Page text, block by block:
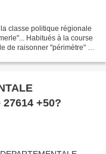
classe politique régionale
Habitués à la course
de raisonner "périmètre" ou
+50?